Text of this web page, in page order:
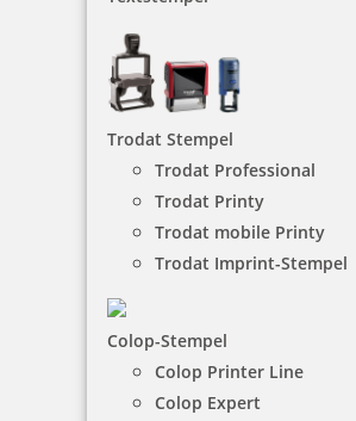
Trodat Stempel
Trodat Professional
Trodat Printy
Trodat mobile Printy
Trodat Imprint-Stempel
Colop-Stempel
Colop Printer Line
Colop Expert
Stempel mit Sprüchen sind
herzliche oder witzige Botschaften
Mit dem Holzstempel können
Geschenke und andere Bastelideen
versehen werden.
NACH WUNSCHSTEMPEL FILTERN
€-
€+